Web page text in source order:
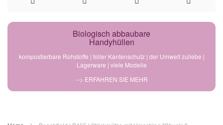
Direkt
Biologisch abbaubare
Handyhüllen
kompostierbare Rohstoffe | toller Kantenschutz | der Umwelt zuliebe |
Lagerware | viele Modelle
--> ERFAHREN SIE MEHR